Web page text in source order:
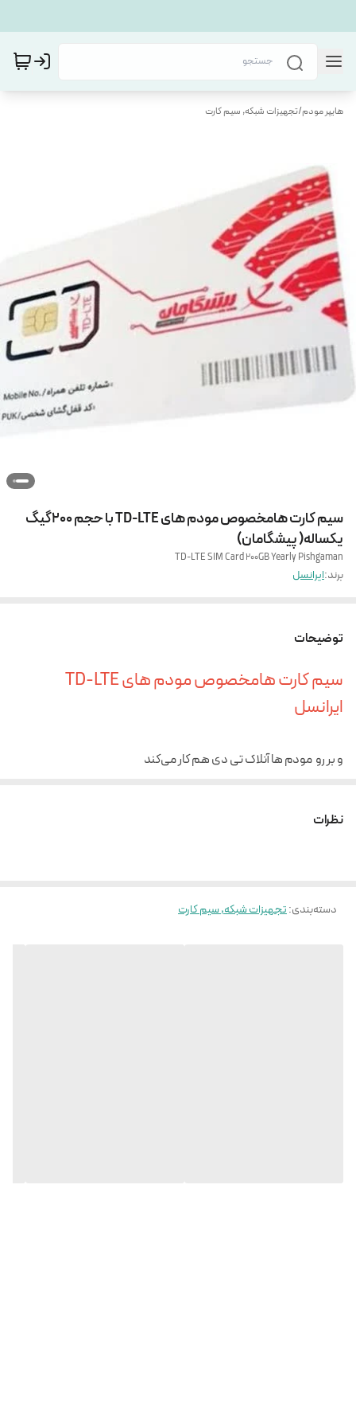
هایپر مودم/تجهیزات شبکه, سیم کارت
سیم کارت هامخصوص مودم های TD-LTE با حجم 200گیگ
یکساله( پیشگامان)
TD-LTE SIM Card 200GB Yearly Pishgaman
برند:ایرانسل
توضیحات
سیم کارت هامخصوص مودم های TD-LTE
ایرانسل
و بر رو مودم ها آنلاک تی دی هم کار می‌کند
وقابل خرید وتمدید مجدبسته های شرکت ایرانسل را دارد
نظرات
دسته‌بندی:تجهیزات شبکه, سیم کارت